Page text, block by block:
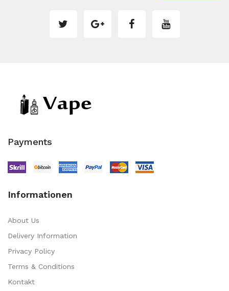
Payments
Informationen
About Us
Delivery Information
Privacy Policy
Terms & Conditions
Kontakt